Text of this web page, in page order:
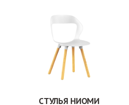
СТУЛЬЯ НИОМИ